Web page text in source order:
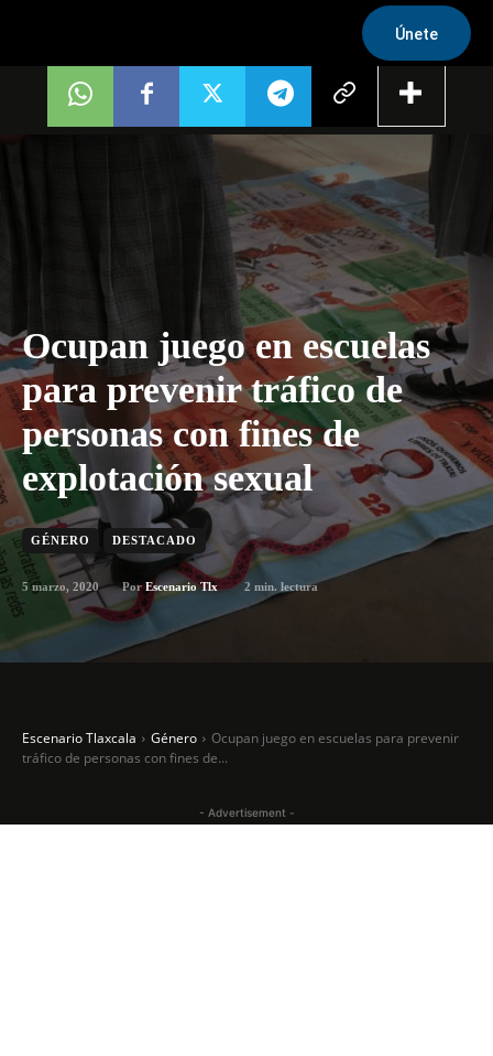
Únete
Ocupan juego en escuelas
para prevenir tráfico de
personas con fines de
explotación sexual
GÉNERO DESTACADO
5 marzo, 2020 Por Escenario Tlx 2 min. lectura
Escenario Tlaxcala Género
Ocupan juego en escuelas para prevenir
tráfico de personas con fines de...
- Advertisement -